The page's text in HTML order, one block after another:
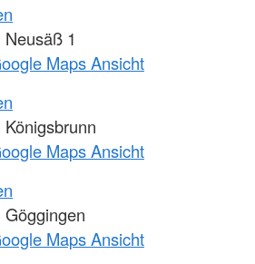
1
Maps Ansicht
Maps Ansicht
Maps Ansicht